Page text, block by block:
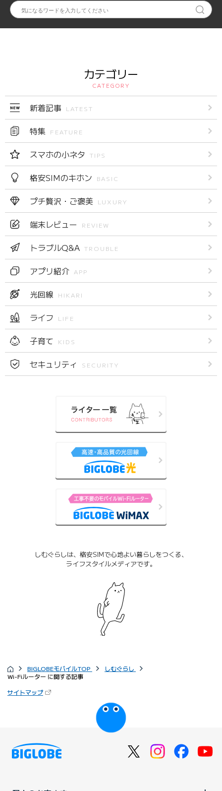
カテゴリー
CATEGORY
新着記事 LATEST
特集 FEATURE
スマホの小ネタ TIPS
格安SIMのキホン BASIC
プチ贅沢・ご褒美 LUXURY
端末レビュー REVIEW
トラブルQ&A TROUBLE
アプリ紹介 APP
光回線 HIKARI
ライフ LIFE
子育て KIDS
セキュリティ SECURITY
しむぐらしは、格安SIMで心地よい暮らしをつくる、
ライフスタイルメディアです。
BIGLOBEモバイルTOP
しむぐらし
Wi-Fiルーター に関する記事
サイトマップ